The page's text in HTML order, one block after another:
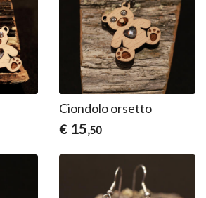
Ciondolo orsetto
€ 15,50